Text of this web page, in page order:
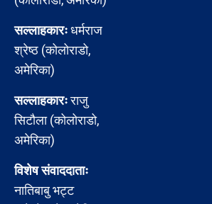
सल्लाहकारःधर्मराज
श्रेष्ठ (कोलोराडो,
अमेरिका)
सल्लाहकारःराजु
सिटौला (कोलोराडो,
अमेरिका)
विशेष संवाददाताः
नातिबाबु भट्ट